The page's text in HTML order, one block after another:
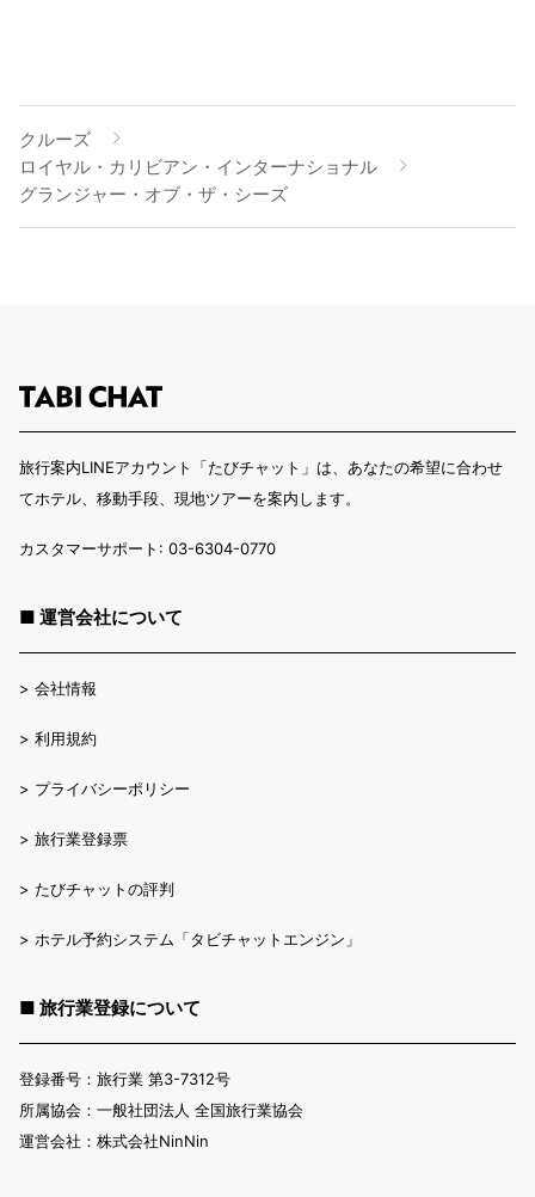
クルーズ
ロイヤル・カリビアン・インターナショナル
グランジャー・オブ・ザ・シーズ
旅行案内LINEアカウント「たびチャット」は、あなたの希望に合わせ
てホテル、移動手段、現地ツアーを案内します。
カスタマーサポート: 03-6304-0770
■ 運営会社について
> 会社情報
> 利用規約
> プライバシーポリシー
> 旅行業登録票
> たびチャットの評判
> ホテル予約システム「タビチャットエンジン」
■ 旅行業登録について
登録番号：旅行業 第3-7312号
所属協会：一般社団法人 全国旅行業協会
運営会社：株式会社NinNin